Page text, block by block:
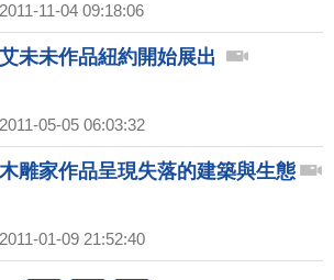
2011-11-04 09:18:06
艾未未作品紐約開始展出
2011-05-05 06:03:32
木雕家作品呈現失落的建築與生態
2011-01-09 21:52:40